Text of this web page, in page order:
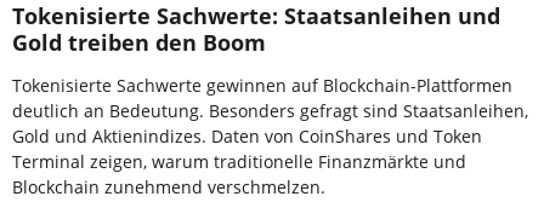
Tokenisierte Sachwerte: Staatsanleihen und
Gold treiben den Boom
Tokenisierte Sachwerte gewinnen auf Blockchain-Plattformen
deutlich an Bedeutung. Besonders gefragt sind Staatsanleihen,
Gold und Aktienindizes. Daten von CoinShares und Token
Terminal zeigen, warum traditionelle Finanzmärkte und
Blockchain zunehmend verschmelzen.